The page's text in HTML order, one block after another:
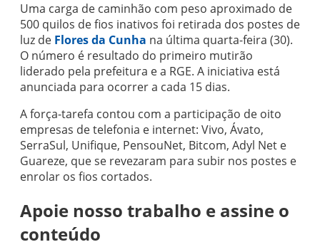
Uma carga de caminhão com peso aproximado de
500 quilos de fios inativos foi retirada dos postes de
luz de Flores da Cunha na última quarta-feira (30).
O número é resultado do primeiro mutirão
liderado pela prefeitura e a RGE. A iniciativa está
anunciada para ocorrer a cada 15 dias.
A força-tarefa contou com a participação de oito
empresas de telefonia e internet: Vivo, Ávato,
SerraSul, Unifique, PensouNet, Bitcom, Adyl Net e
Guareze, que se revezaram para subir nos postes e
enrolar os fios cortados.
Apoie nosso trabalho e assine o
conteúdo